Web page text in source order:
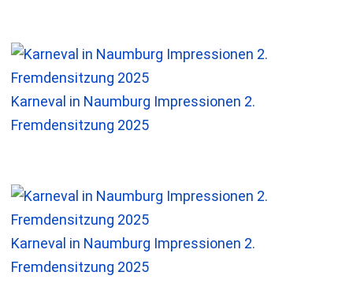
Karneval in Naumburg Impressionen 2.
Fremdensitzung 2025
Karneval in Naumburg Impressionen 2.
Fremdensitzung 2025